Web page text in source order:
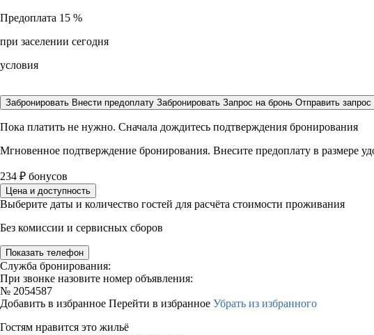
Предоплата 15 %
при заселении сегодня
условия
Забронировать Внести предоплату Забронировать Запрос на бронь Отправить запрос
Пока платить не нужно. Сначала дождитесь подтверждения бронирования
Мгновенное подтверждение бронирования. Внесите предоплату в размере
234 ₽ бонусов
Цена и доступность
Выберите даты и количество гостей для расчёта стоимости проживания
Без комиссии и сервисных сборов
Показать телефон
Служба бронирования:
При звонке назовите номер объявления:
№ 2054587
Добавить в избранное Перейти в избранное Убрать из избранного
Гостям нравится это жильё